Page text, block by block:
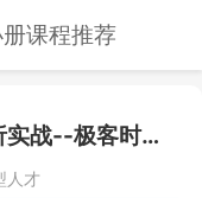
课程推荐
实战--极客时间课程推荐/优惠
人才